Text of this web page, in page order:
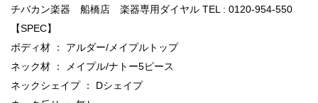
チバカン楽器 船橋店 楽器専用ダイヤル TEL : 0120-954-550
【SPEC】
ボディ材 ： アルダー/メイプルトップ
ネック材 ： メイプル/ナトー5ピース
ネックシェイプ ： Dシェイプ